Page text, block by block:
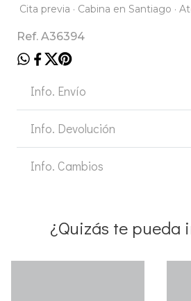
Cita previa · Cabina en Santiago ·
Ref. A36394
Info. Envío
Info. Devolución
Info. Cambios
¿Quizás te pueda